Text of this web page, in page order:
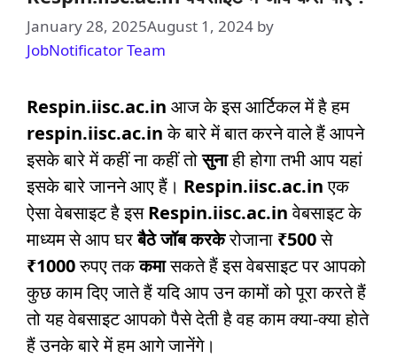
January 28, 2025August 1, 2024 by
JobNotificator Team
Respin.iisc.ac.in आज के इस आर्टिकल में है हम
respin.iisc.ac.inके बारे में बात करने वाले हैं आपने
इसके बारे में कहीं ना कहीं तोसुनाही होगा तभी आप यहां
इसके बारे जानने आए हैं। Respin.iisc.ac.inएक
ऐसा वेबसाइट है इसRespin.iisc.ac.inवेबसाइट के
माध्यम से आप घरबैठे जॉब करकेरोजाना ₹500से
₹1000रुपए तककमासकते हैं इस वेबसाइट पर आपको
कुछ काम दिए जाते हैं यदि आप उन कामों को पूरा करते हैं
तो यह वेबसाइट आपको पैसे देती है वह काम क्या-क्या होते
हैं उनके बारे में हम आगे जानेंगे।